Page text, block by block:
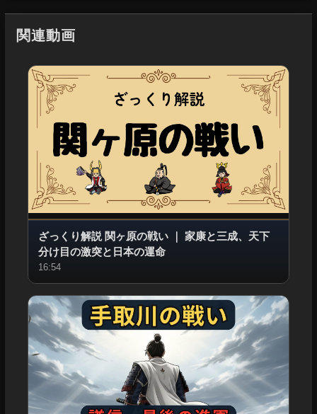
関連動画
ざっくり解説 関ヶ原の戦い｜ 家康と三成、天下
分け目の激突と日本の運命
16:54